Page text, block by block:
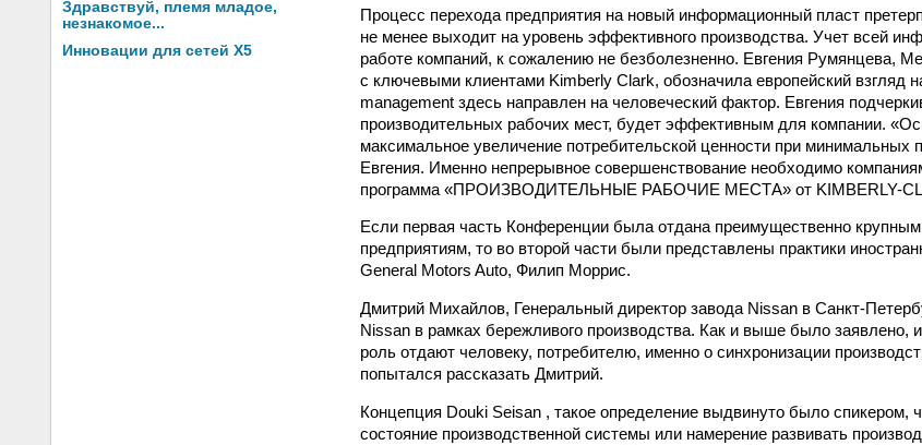
Здравствуй, племя младое,
незнакомое...
Инновации для сетей X5
Процесс перехода предприятия на новый информационный пласт
не менее выходит на уровень эффективного производства. Учет всей
работе компаний, к сожалению не безболезненно. Евгения Румянцева,
с ключевыми клиентами Kimberly Clark, обозначила европейский взгляд
management здесь направлен на человеческий фактор. Евгения
производительных рабочих мест, будет эффективным для компании.
максимальное увеличение потребительской ценности при минимальных
Евгения. Именно непрерывное совершенствование необходимо
программа «ПРОИЗВОДИТЕЛЬНЫЕ РАБОЧИЕ МЕСТА» от KIMBERLY-
Если первая часть Конференции была отдана преимущественно
предприятиям, то во второй части были представлены практики
General Motors Auto, Филип Моррис.
Дмитрий Михайлов, Генеральный директор завода Nissan в Санкт-
Nissan в рамках бережливого производства. Как и выше было заявлено,
роль отдают человеку, потребителю, именно о синхронизации
попытался рассказать Дмитрий.
Концепция Douki Seisan , такое определение выдвинуто было спикером,
состояние производственной системы или намерение развивать